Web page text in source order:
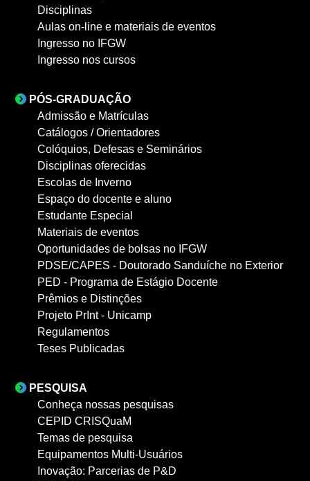
Disciplinas
Aulas on-line e materiais de eventos
Ingresso no IFGW
Ingresso nos cursos
PÓS-GRADUAÇÃO
Admissão e Matrículas
Catálogos / Orientadores
Colóquios, Defesas e Seminários
Disciplinas oferecidas
Escolas de Inverno
Espaço do docente e aluno
Estudante Especial
Materiais de eventos
Oportunidades de bolsas no IFGW
PDSE/CAPES - Doutorado Sanduíche no Exterior
PED - Programa de Estágio Docente
Prêmios e Distinções
Projeto PrInt - Unicamp
Regulamentos
Teses Publicadas
PESQUISA
Conheça nossas pesquisas
CEPID CRISQuaM
Temas de pesquisa
Equipamentos Multi-Usuários
Inovação: Parcerias de P&D